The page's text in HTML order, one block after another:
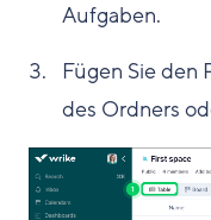
Aufgaben.
Fügen Sie den
des Ordners